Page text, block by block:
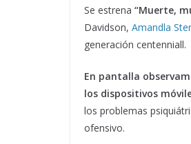
Se estrena “Muerte,
Davidson, Amandla
generación centenniall.
En pantalla
los dispositivos
los problemas
ofensivo.